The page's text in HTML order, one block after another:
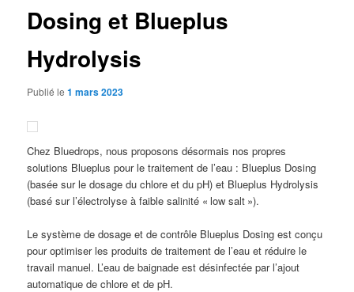
Dosing et Blueplus
Hydrolysis
Publié le1 mars 2023
Chez Bluedrops, nous proposons désormais nos propres
solutions Blueplus pour le traitement de l’eau : Blueplus Dosing
(basée sur le dosage du chlore et du pH) et Blueplus Hydrolysis
(basé sur l’électrolyse à faible salinité « low salt »).
Le système de dosage et de contrôle Blueplus Dosing est conçu
pour optimiser les produits de traitement de l’eau et réduire le
travail manuel. L’eau de baignade est désinfectée par l’ajout
automatique de chlore et de pH.